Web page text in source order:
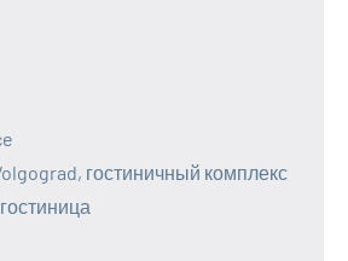
гостиничный комплекс